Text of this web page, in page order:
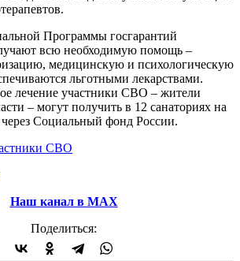
Программы госгарантий
всю необходимую помощь –
медицинскую и психологическую
льготными лекарствами.
лечение участники СВО – жители
– могут получить в 12 санаториях на
Социальный фонд России.
СВО
Наш канал в МАХ
Поделиться: